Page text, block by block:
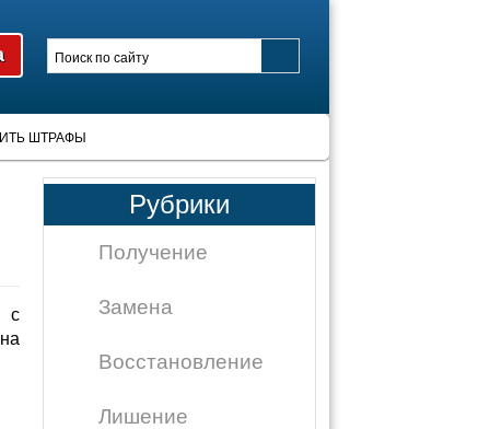
ШТРАФЫ
с
Рубрики
Получение
Замена
Восстановление
Лишение